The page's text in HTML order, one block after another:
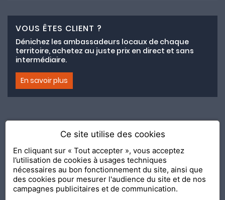
VOUS ÊTES CLIENT ?
Dénichez les ambassadeurs locaux de chaque
territoire, achetez au juste prix en direct et sans
intermédiaire.
En savoir plus
Adhésion au collectif lemeilleurchezvous.com
Nous contacter Nos Ambassadeurs Présentation
2020 Le Meilleur Chez Vous, édité parAPI & YOU| Agence
conseil & communication Editeur de la solution Console
Shop and Go
Ce site utilise des cookies
En cliquant sur « Tout accepter », vous acceptez
l’utilisation de cookies à usages techniques
nécessaires au bon fonctionnement du site, ainsi que
des cookies pour mesurer l'audience du site et de nos
campagnes publicitaires et de communication.